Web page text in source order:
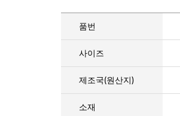
품번
사이즈
제조국(원산지)
소재